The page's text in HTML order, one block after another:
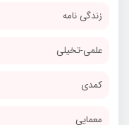
زندگی نامه
علمی-تخیلی
کمدی
معمایی